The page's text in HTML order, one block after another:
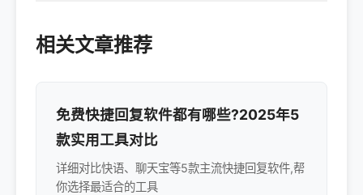
相关文章推荐
免费快捷回复软件都有哪些?2025年5
款实用工具对比
详细对比快语、聊天宝等5款主流快捷回复软件,帮
你选择最适合的工具